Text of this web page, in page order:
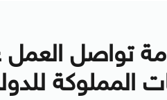
تواصل
المملوكة